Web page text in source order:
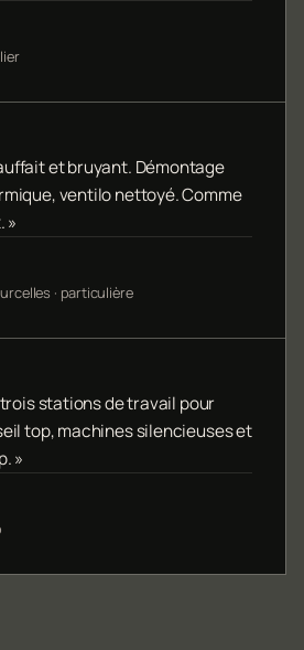
et bruyant. Démontage
ventilo nettoyé. Comme
»
· particulière
stations de travail pour
top, machines silencieuses et
»